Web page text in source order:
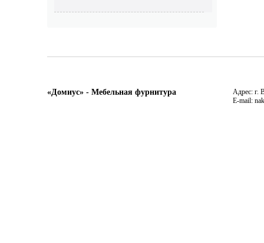
«Домиус» - Мебельная фурнитура
Адрес: г.
E-mail: